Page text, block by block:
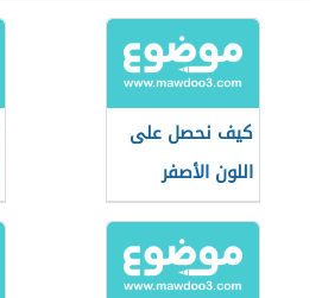
كيف نحصل على
اللون الأصفر